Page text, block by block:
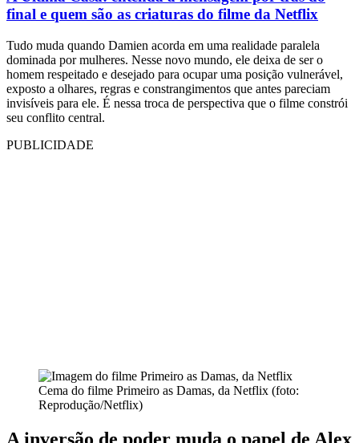
final e quem são as criaturas do filme da Netflix
Tudo muda quando Damien acorda em uma realidade paralela
dominada por mulheres. Nesse novo mundo, ele deixa de ser o
homem respeitado e desejado para ocupar uma posição vulnerável,
exposto a olhares, regras e constrangimentos que antes pareciam
invisíveis para ele. É nessa troca de perspectiva que o filme constrói
seu conflito central.
PUBLICIDADE
Cema do filme Primeiro as Damas, da Netflix (foto:
Reprodução/Netflix)